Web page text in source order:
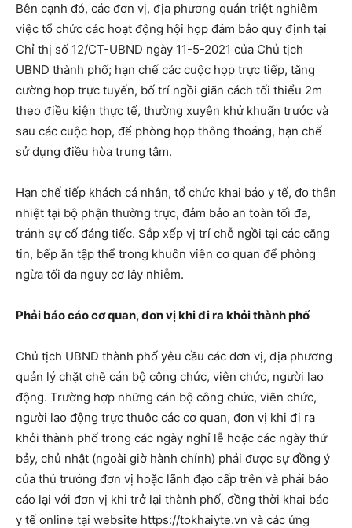
Bên cạnh đó, các đơn vị, địa phương quán triệt nghiêm
việc tổ chức các hoạt động hội họp đảm bảo quy định tại
Chỉ thị số 12/CT-UBND ngày 11-5-2021 của Chủ tịch
UBND thành phố; hạn chế các cuộc họp trực tiếp, tăng
cường họp trực tuyến, bố trí ngồi giãn cách tối thiểu 2m
theo điều kiện thực tế, thường xuyên khử khuẩn trước và
sau các cuộc họp, để phòng họp thông thoáng, hạn chế
sử dụng điều hòa trung tâm.
Hạn chế tiếp khách cá nhân, tổ chức khai báo y tế, đo thân
nhiệt tại bộ phận thường trực, đảm bảo an toàn tối đa,
tránh sự cố đáng tiếc. Sắp xếp vị trí chỗ ngồi tại các căng
tin, bếp ăn tập thể trong khuôn viên cơ quan để phòng
ngừa tối đa nguy cơ lây nhiễm.
Phải báo cáo cơ quan, đơn vị khi đi ra khỏi thành phố
Chủ tịch UBND thành phố yêu cầu các đơn vị, địa phương
quản lý chặt chẽ cán bộ công chức, viên chức, người lao
động. Trường hợp những cán bộ công chức, viên chức,
người lao động trực thuộc các cơ quan, đơn vị khi đi ra
khỏi thành phố trong các ngày nghỉ lễ hoặc các ngày thứ
bảy, chủ nhật (ngoài giờ hành chính) phải được sự đồng ý
của thủ trưởng đơn vị hoặc lãnh đạo cấp trên và phải báo
cáo lại với đơn vị khi trở lại thành phố, đồng thời khai báo
y tế online tại website https://tokhaiyte.vn và các ứng